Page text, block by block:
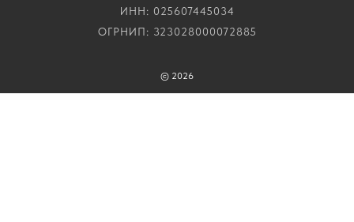
ИНН: 025607445034
ОГРНИП: 323028000072885
© 2026